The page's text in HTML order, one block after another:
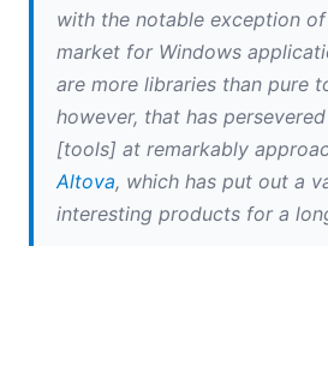
with the notable exception
market for Windows
are more libraries than pure
however, that has
[tools] at remarkably
Altova, which has put out a
interesting products for a